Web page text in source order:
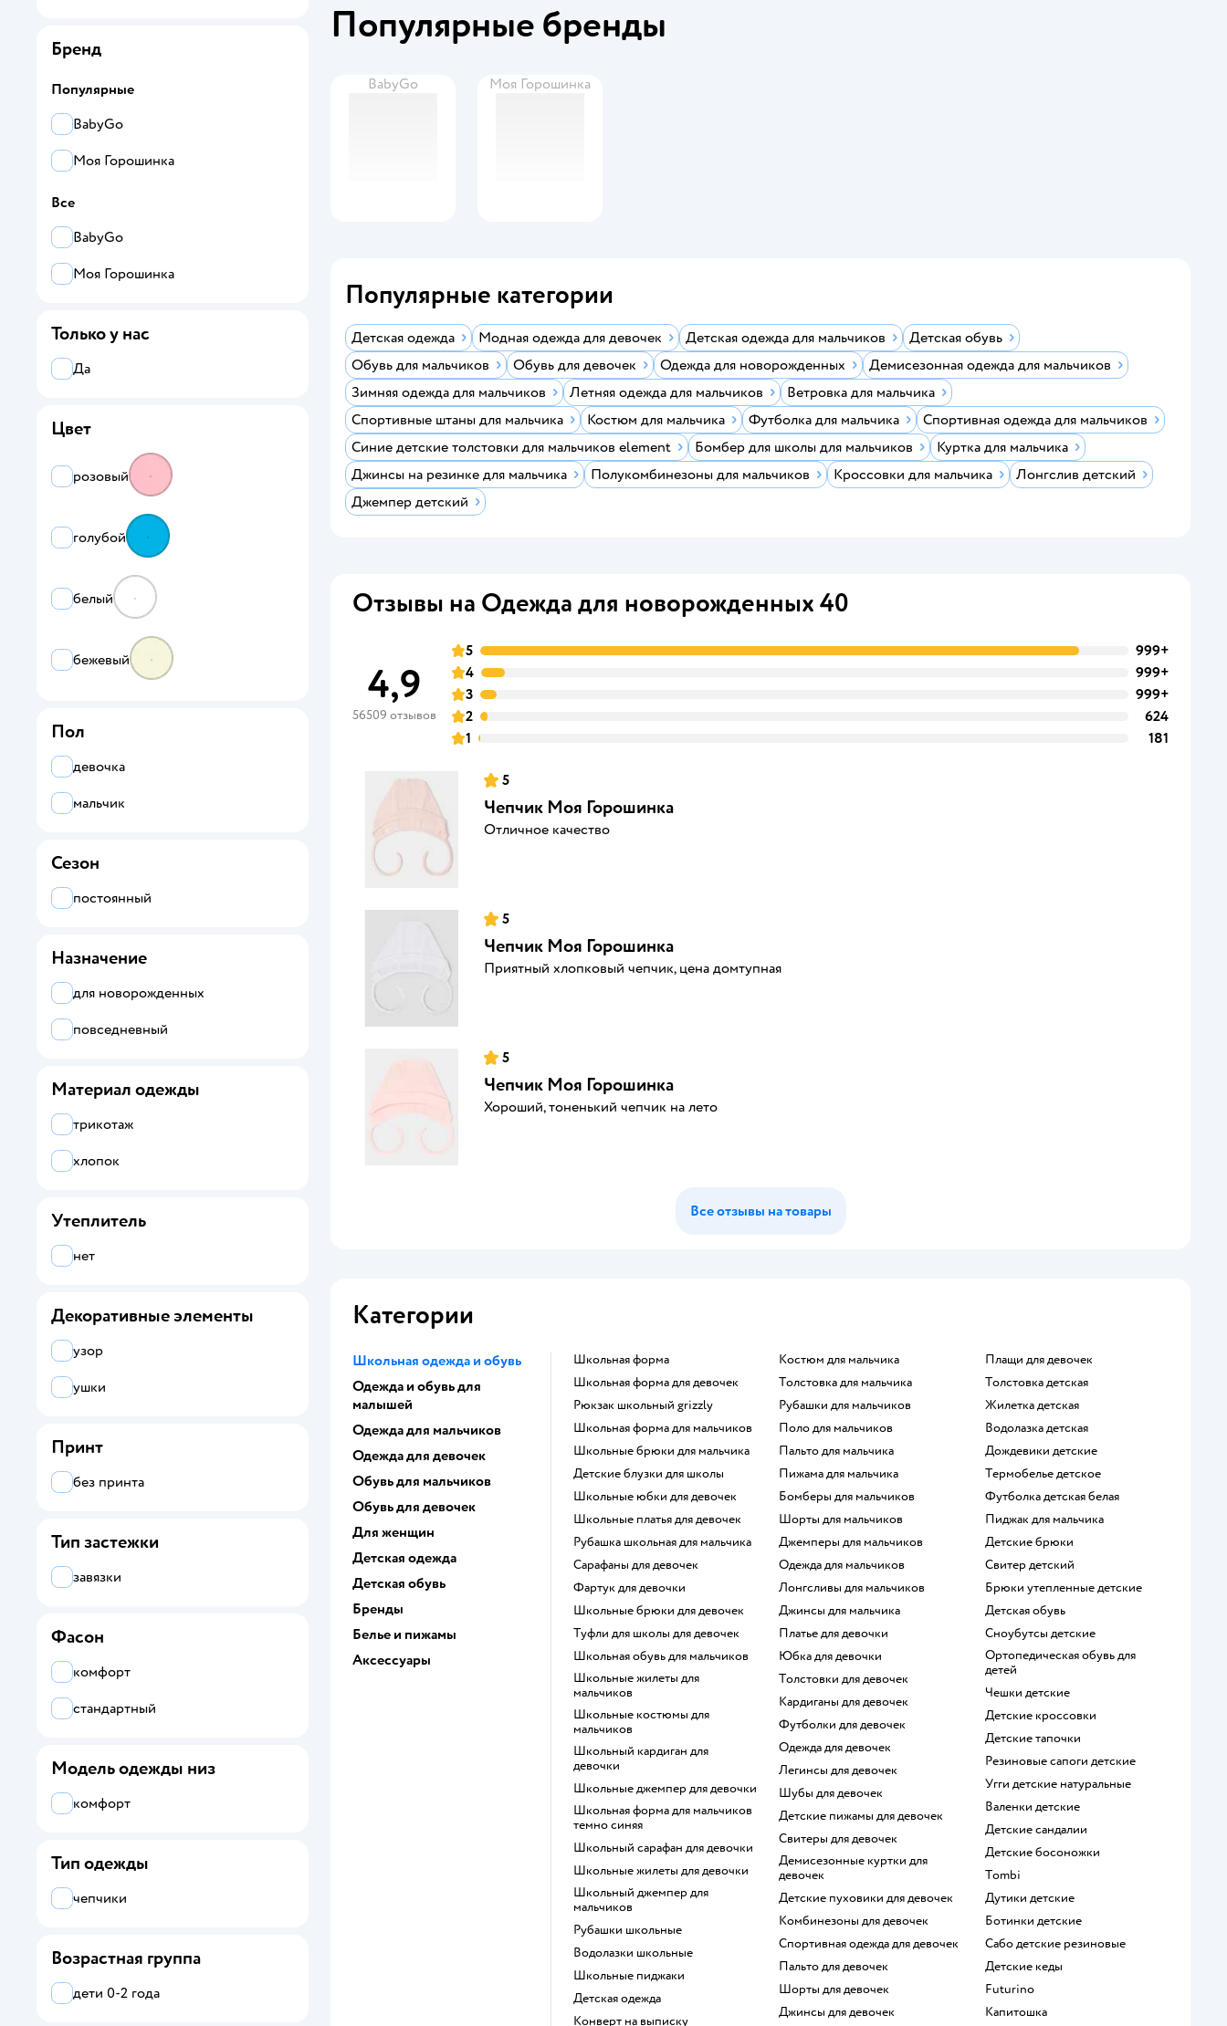
Популярные бренды
BabyGo Моя Горошинка
Популярные категории
Детская одежда Модная одежда для девочек Детская одежда для мальчиков
Детская обувь
Обувь для мальчиков
Обувь для девочек Одежда для новорожденных
Демисезонная одежда для мальчиков
Зимняя одежда для мальчиков
Летняя одежда для мальчиков
Ветровка для мальчика
Спортивные штаны для мальчика
Костюм для мальчика Футболка для мальчика
Cпортивная одежда для мальчиков
Синие детские толстовки для мальчиков element
Бомбер для школы для мальчиков
Куртка для мальчика
Джинсы на резинке для мальчика
Полукомбинезоны для мальчиков Кроссовки для мальчика
Лонгслив детский
Джемпер детский
Отзывы на Одежда для новорожденных 40
4,9
56509 отзывов
5
999+
4
999+
3
999+
2
624
1
181
5
Чепчик Моя Горошинка
Отличное качество
5
Чепчик Моя Горошинка
Приятный хлопковый чепчик, цена домтупная
5
Чепчик Моя Горошинка
Хороший, тоненький чепчик на лето
Все отзывы на товары
Категории
Школьная одежда и обувь
Одежда и обувь для
малышей
Одежда для мальчиков
Одежда для девочек
Обувь для мальчиков
Обувь для девочек
Для женщин
Детская одежда
Детская обувь
Бренды
Белье и пижамы
Аксессуары
Школьная форма
Школьная форма для девочек
Рюкзак школьный grizzly
Школьная форма для мальчиков
Школьные брюки для мальчика
Детские блузки для школы
Школьные юбки для девочек
Школьные платья для девочек
Рубашка школьная для мальчика
Сарафаны для девочек
Фартук для девочки
Школьные брюки для девочек
Туфли для школы для девочек
Школьная обувь для мальчиков
Школьные жилеты для
мальчиков
Школьные костюмы для
мальчиков
Школьный кардиган для
девочки
Школьные джемпер для девочки
Школьная форма для мальчиков
темно синяя
Школьный сарафан для девочки
Школьные жилеты для девочки
Школьный джемпер для
мальчиков
Рубашки школьные
Водолазки школьные
Школьные пиджаки
Детская одежда
Конверт на выписку
Костюм для мальчика
Толстовка для мальчика
Рубашки для мальчиков
Поло для мальчиков
Пальто для мальчика
Пижама для мальчика
Бомберы для мальчиков
Шорты для мальчиков
Джемперы для мальчиков
Одежда для мальчиков
Лонгсливы для мальчиков
Джинсы для мальчика
Платье для девочки
Юбка для девочки
Толстовки для девочек
Кардиганы для девочек
Футболки для девочек
Одежда для девочек
Легинсы для девочек
Шубы для девочек
Детские пижамы для девочек
Свитеры для девочек
Демисезонные куртки для
девочек
Детские пуховики для девочек
Комбинезоны для девочек
Спортивная одежда для девочек
Пальто для девочек
Шорты для девочек
Джинсы для девочек
Плащи для девочек
Толстовка детская
Жилетка детская
Водолазка детская
Дождевики детские
Термобелье детское
Футболка детская белая
Пиджак для мальчика
Детские брюки
Свитер детский
Брюки утепленные детские
Детская обувь
Сноубутсы детские
Ортопедическая обувь для
детей
Чешки детские
Детские кроссовки
Детские тапочки
Резиновые сапоги детские
Угги детские натуральные
Валенки детские
Детские сандалии
Детские босоножки
Tombi
Дутики детские
Ботинки детские
Сабо детские резиновые
Детские кеды
Futurino
Капитошка
Бренд
Популярные
BabyGo
Моя Горошинка
Все
BabyGo
Моя Горошинка
Только у нас
Да
Цвет
розовый
голубой
белый
бежевый
Пол
девочка
мальчик
Сезон
постоянный
Назначение
для новорожденных
повседневный
Материал одежды
трикотаж
хлопок
Утеплитель
нет
Декоративные элементы
узор
ушки
Принт
без принта
Тип застежки
завязки
Фасон
комфорт
стандартный
Модель одежды низ
комфорт
Тип одежды
чепчики
Возрастная группа
дети 0-2 года